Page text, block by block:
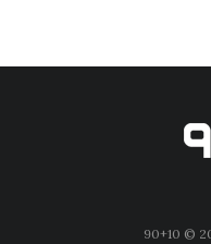
90+10 ©